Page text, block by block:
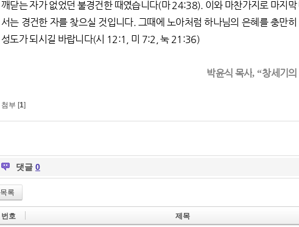
깨닫는 자가 없었던 불경건한 때였습니다(마 24:38). 이와 마찬가지로 마지막
서는 경건한 자를 찾으실 것입니다. 그때에 노아처럼 하나님의 은혜를 충만
성도가 되시길 바랍니다(시 12:1, 미 7:2, 눅 21:36)
박윤식 목사, “창세기
첨부 [1]
댓글 0
목록
번호 제목